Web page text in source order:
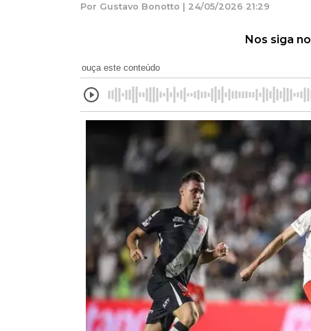
Por Gustavo Bonotto | 24/05/2026 21:29
Nos siga no
ouça este conteúdo